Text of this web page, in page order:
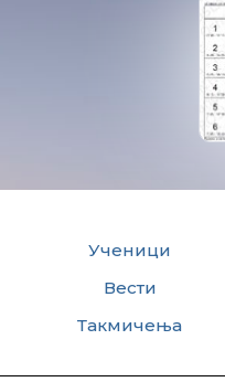
Ученици
Вести
Такмичења